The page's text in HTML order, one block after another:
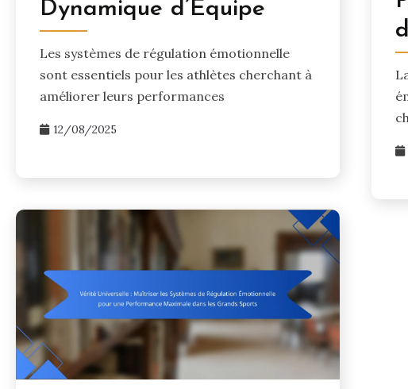
Dynamique d’Équipe
Les systèmes de régulation émotionnelle
sont essentiels pour les athlètes cherchant à
améliorer leurs performances
12/08/2025